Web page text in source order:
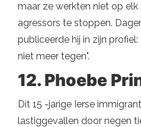
maar ze werkten niet op
agressors te stoppen.
publiceerde hij in zijn
niet meer tegen".
12. Phoebe
Dit 15 -jarige Ierse
lastiggevallen door negen